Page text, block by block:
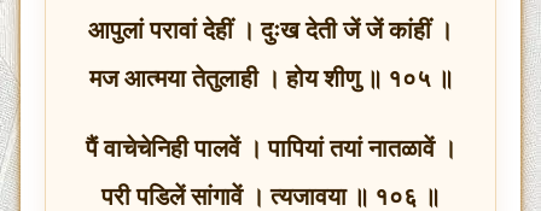
आपुलां परावां देहीं । दुःख देती जें जें कांहीं ।
मज आत्मया तेतुलाही । होय शीणु ॥ १०५ ॥
पैं वाचेचेनिही पालवें । पापियां तयां नातळावें ।
परी पडिलें सांगावें । त्यजावया ॥ १०६ ॥